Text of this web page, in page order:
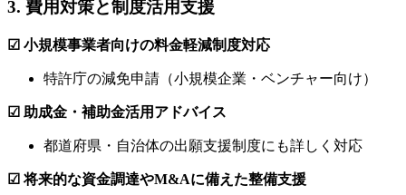
3. 費用対策と制度活用支援
☑ 小規模事業者向けの料金軽減制度対応
特許庁の減免申請（小規模企業・ベンチャー向け）
☑ 助成金・補助金活用アドバイス
都道府県・自治体の出願支援制度にも詳しく対応
☑ 将来的な資金調達やM&Aに備えた整備支援